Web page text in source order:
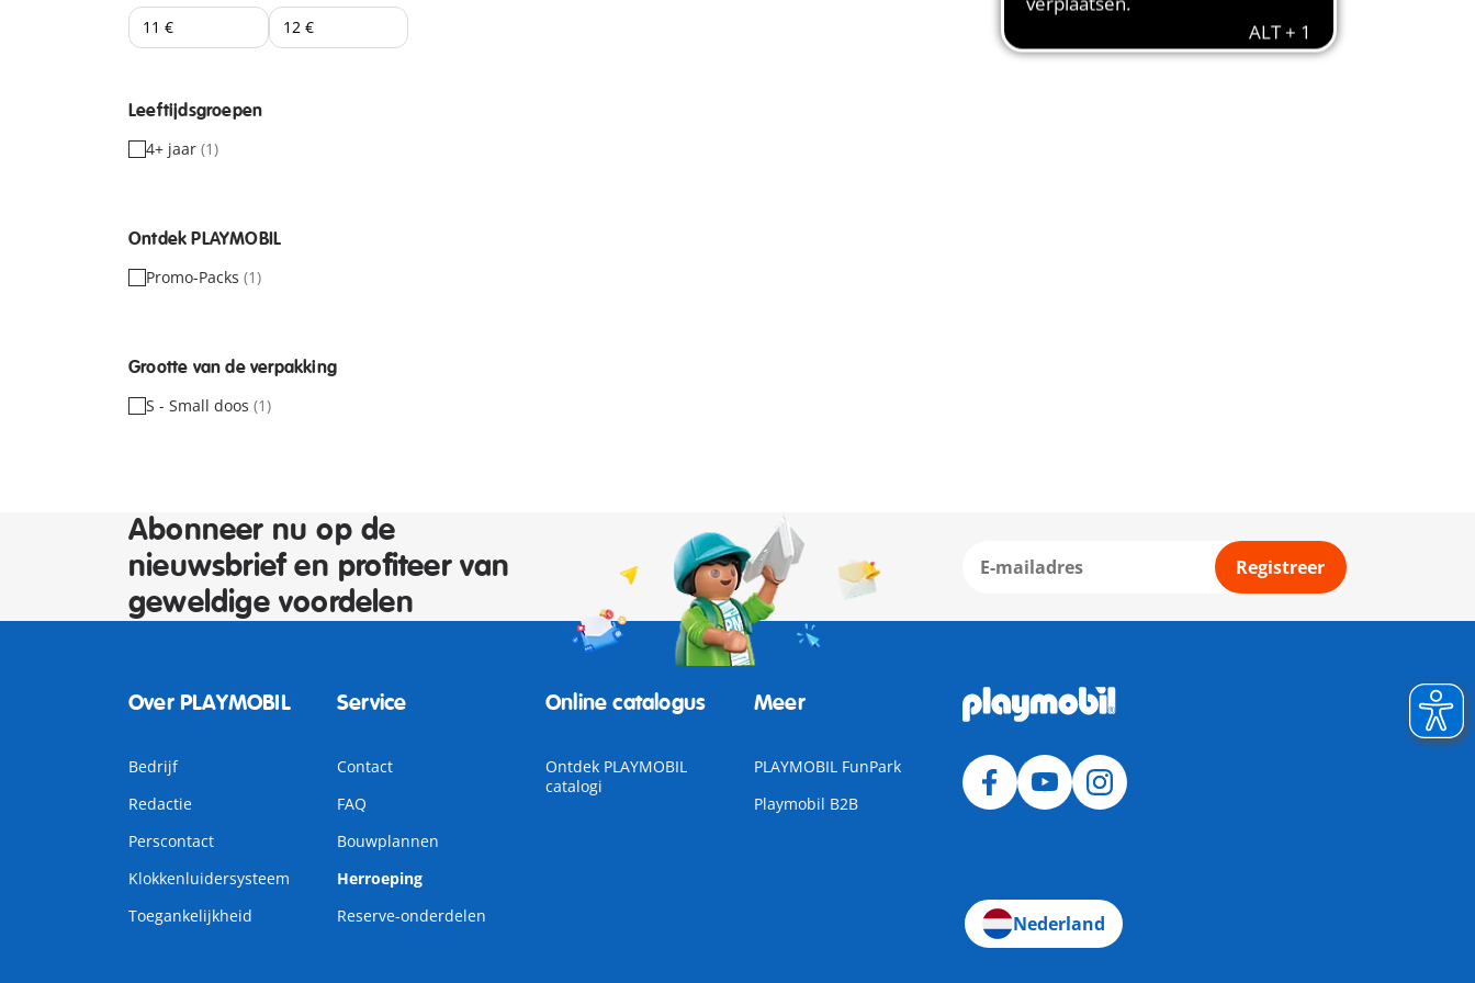
Leeftijdsgroepen
4+ jaar (1)
Ontdek PLAYMOBIL
Promo-Packs (1)
Grootte van de verpakking
S - Small doos (1)
Abonneer nu op de
nieuwsbrief en profiteer van
geweldige voordelen
Registreer
Over PLAYMOBIL
Bedrijf
Redactie
Perscontact
Klokkenluidersysteem
Toegankelijkheid
Service
Contact
FAQ
Bouwplannen
Herroeping
Reserve-onderdelen
Online catalogus
Ontdek PLAYMOBIL
catalogi
Meer
PLAYMOBIL FunPark
Playmobil B2B
Nederland